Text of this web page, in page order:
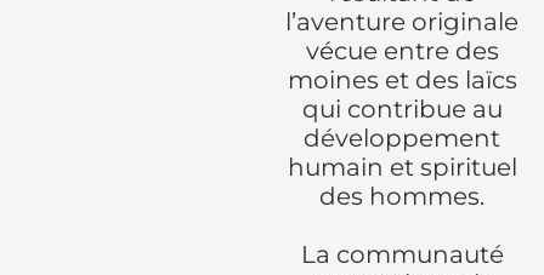
l’aventure originale
vécue entre des
moines et des laïcs
qui contribue au
développement
humain et spirituel
des hommes.
La communauté